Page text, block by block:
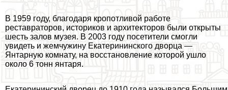
В 1959 году, благодаря кропотливой работе
реставраторов, историков и архитекторов были открыты
шесть залов музея. В 2003 году посетители смогли
увидеть и жемчужину Екатерининского дворца —
Янтарную комнату, на восстановление которой ушло
около 6 тонн янтаря.